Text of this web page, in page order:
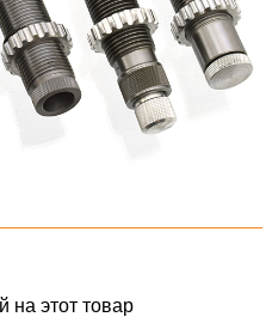
на этот товар